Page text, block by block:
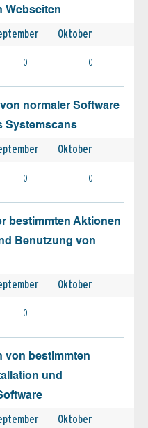
Webseiten
Oktober
0 0
normaler Software
Systemscans
Oktober
0 0
bestimmten Aktionen
Benutzung von
Oktober
0
von bestimmten
und
Oktober